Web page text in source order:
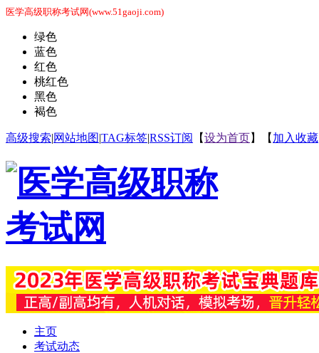
医学高级职称考试网(www.51gaoji.com)
绿色
蓝色
红色
桃红色
黑色
褐色
高级搜索|网站地图|TAG标签|RSS订阅 【设为首页】【 加入收藏
主页
考试动态